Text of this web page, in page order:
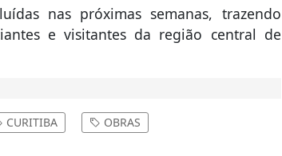
nas próximas semanas, trazendo
e visitantes da região central de
CURITIBA OBRAS